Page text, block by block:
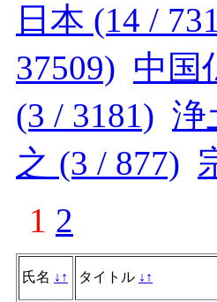
日本 (14 /
37509) 中国
(3 / 3181) 浄
之 (3 / 877)
1 2
氏名 ↓ ↑ タイトル ↓ ↑